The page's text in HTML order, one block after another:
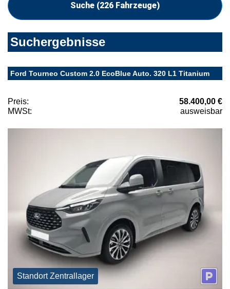
Suche (226 Fahrzeuge)
Suchergebnisse
Ford Tourneo Custom 2.0 EcoBlue Auto. 320 L1 Titanium
Preis:
58.400,00 €
MWSt:
ausweisbar
Standort Zentrallager